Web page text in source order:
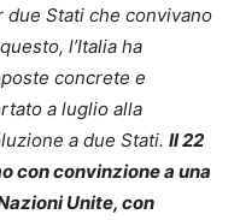
Stati che convivano
l’Italia ha
concrete e
a luglio alla
a due Stati. Il 22
con convinzione a una
Unite, con